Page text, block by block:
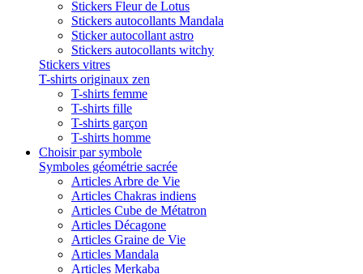
Stickers Fleur de Lotus
Stickers autocollants Mandala
Sticker autocollant astro
Stickers autocollants witchy
Stickers vitres
T-shirts originaux zen
T-shirts femme
T-shirts fille
T-shirts garçon
T-shirts homme
Choisir par symbole
Symboles géométrie sacrée
Articles Arbre de Vie
Articles Chakras indiens
Articles Cube de Métatron
Articles Décagone
Articles Graine de Vie
Articles Mandala
Articles Merkaba